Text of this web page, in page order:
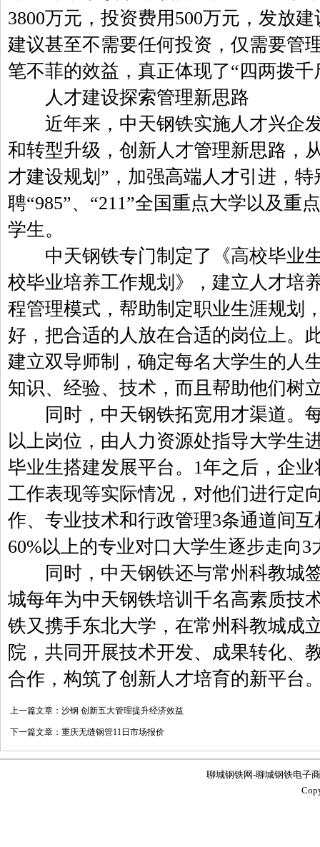
3800万元，投资费用500万元，发放
建议甚至不需要任何投资，仅需要管
笔不菲的效益，真正体现了“四两拨千
人才建设探索管理新思路
近年来，中天钢铁实施人才兴企
和转型升级，创新人才管理新思路，
才建设规划”，加强高端人才引进，
聘“985”、“211”全国重点大学以及重
学生。
中天钢铁专门制定了《高校毕业
校毕业培养工作规划》，建立人才培
程管理模式，帮助制定职业生涯规划
好，把合适的人放在合适的岗位上。
建立双导师制，确定每名大学生的人
知识、经验、技术，而且帮助他们树
同时，中天钢铁拓宽用才渠道。每
以上岗位，由人力资源处指导大学生
毕业生搭建发展平台。1年之后，企
工作表现等实际情况，对他们进行定
作、专业技术和行政管理3条通道间
60%以上的专业对口大学生逐步走向
同时，中天钢铁还与常州科教城签
城每年为中天钢铁培训千名高素质技
铁又携手东北大学，在常州科教城成
院，共同开展技术开发、成果转化、
合作，构筑了创新人才培育的新平台
上一篇文章： 沙钢 创新五大管理提升经济效益
下一篇文章： 重庆无缝钢管11日市场报价
聊城钢铁网-聊城钢铁电子